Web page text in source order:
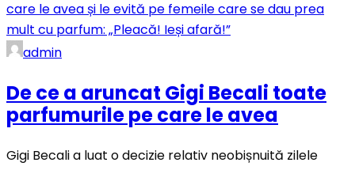
admin
De ce a aruncat Gigi Becali toate
parfumurile pe care le avea
Gigi Becali a luat o decizie relativ neobișnuită zilele